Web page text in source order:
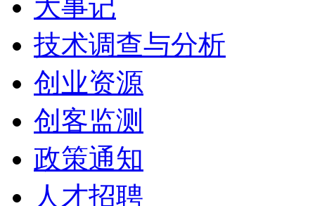
大事记
技术调查与分析
创业资源
创客监测
政策通知
人才招聘